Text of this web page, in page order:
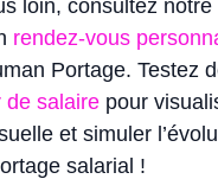
loin, consultez notre
rendez-vous
Portage. Testez
de salaire pour
et simuler
salarial !